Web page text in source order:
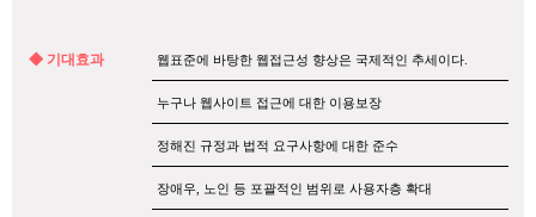
◆ 기대효과 웹표준에 바탕한 웹접근성 향상은 국제적인 추세이다.
누구나 웹사이트 접근에 대한 이용보장
정해진 규정과 법적 요구사항에 대한 준수
장애우, 노인 등 포괄적인 범위로 사용자층 확대